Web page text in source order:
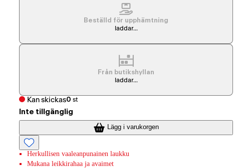
Beställd för upphämtning
laddar...
Från butikshyllan
laddar...
Kan skickas0 st
Inte tillgänglig
Lägg i varukorgen
Herkullisen vaaleanpunainen laukku
Mukana leikkirahaa ja avaimet